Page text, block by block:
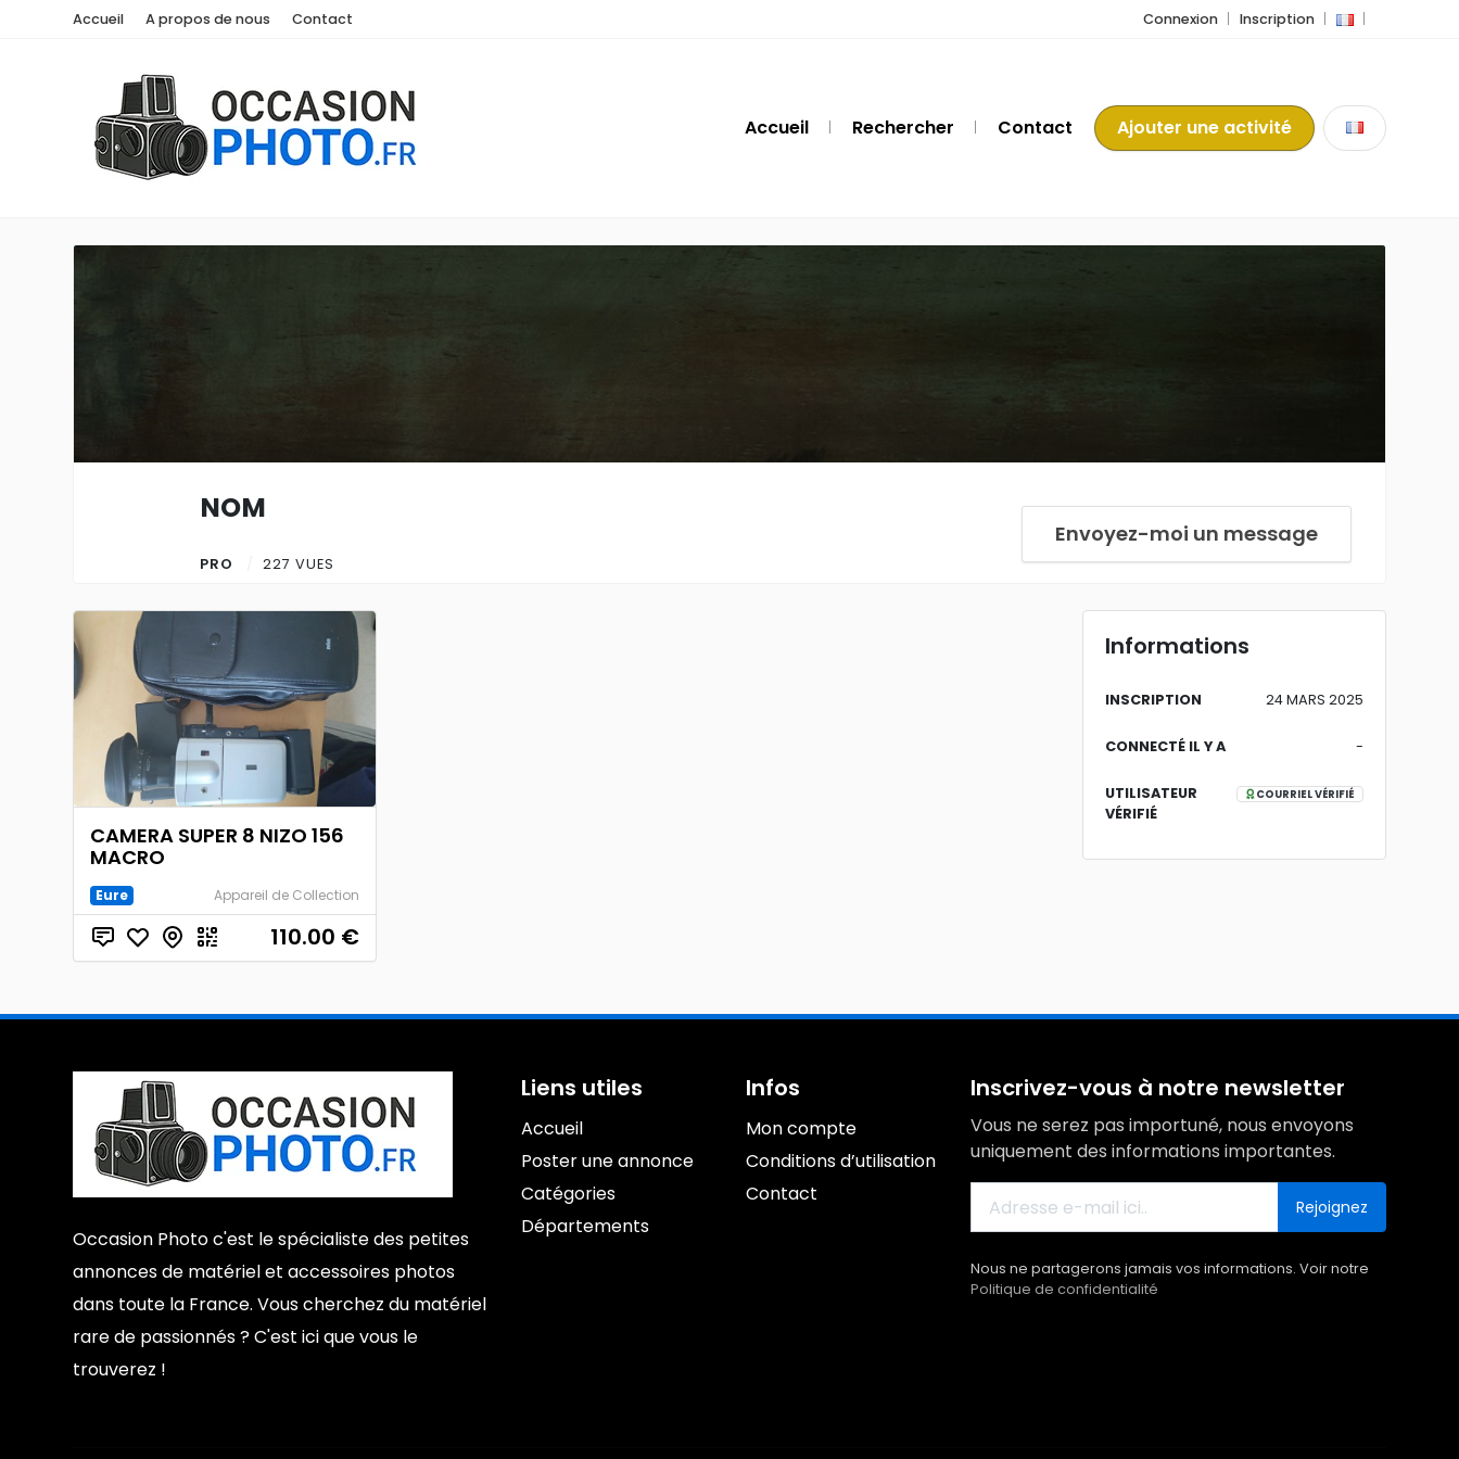
Accueil A propos de nous Contact Connexion Inscription
Accueil Rechercher Contact Ajouter une activité
NOM
PRO 227 VUES
Envoyez-moi un message
CAMERA SUPER 8 NIZO 156
MACRO
Eure Appareil de Collection
110.00 €
Informations
INSCRIPTION 24 MARS 2025
CONNECTÉ IL Y A -
UTILISATEUR
VÉRIFIÉ
COURRIEL VÉRIFIÉ
Occasion Photo c'est le spécialiste des petites
annonces de matériel et accessoires photos
dans toute la France. Vous cherchez du matériel
rare de passionnés ? C'est ici que vous le
trouverez !
Liens utiles
Accueil
Poster une annonce
Catégories
Départements
Infos
Mon compte
Conditions d’utilisation
Contact
Inscrivez-vous à notre newsletter
Vous ne serez pas importuné, nous envoyons
uniquement des informations importantes.
Rejoignez
Nous ne partagerons jamais vos informations. Voir notre
Politique de confidentialité